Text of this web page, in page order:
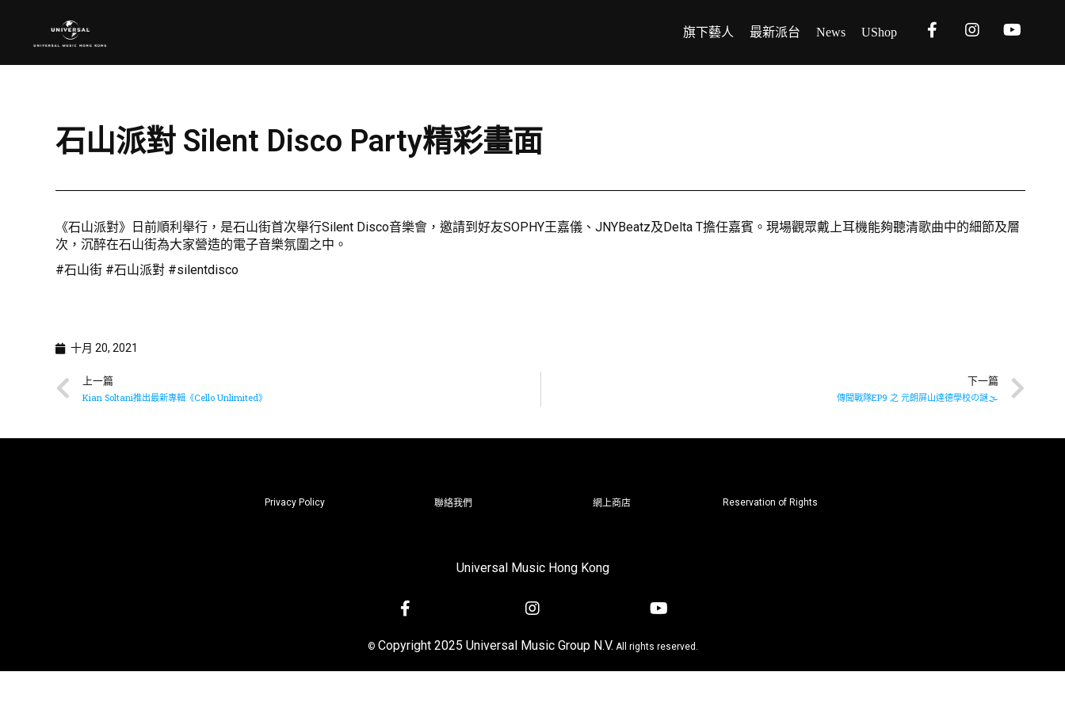
旗下藝人 最新派台 News UShop
石山派對 Silent Disco Party精彩畫面
《石山派對》日前順利舉行，是石山街首次舉行Silent Disco音樂會，邀請到好友SOPHY王嘉儀、JNYBeatz及Delta T擔任嘉賓。現場觀眾戴上耳機能夠聽清歌曲中的細節及層
次，沉醉在石山街為大家營造的電子音樂氛圍之中。
#石山街 #石山派對 #silentdisco
十月 20, 2021
上一篇
Kian Soltani推出最新專輯《Cello Unlimited》
下一篇
傳聞戰隊EP9 之 元朗屏山達德學校の謎🌫️
Privacy Policy 聯絡我們 網上商店 Reservation of Rights
Universal Music Hong Kong
© Copyright 2025 Universal Music Group N.V. All rights reserved.